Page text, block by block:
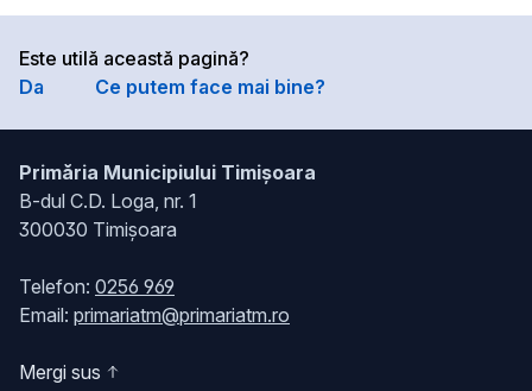
Este utilă această pagină?
Da
Ce putem face mai bine?
Primăria Municipiului Timișoara
B-dul C.D. Loga, nr. 1
300030 Timișoara
Telefon: 0256 969
Email: primariatm@primariatm.ro
Mergi sus